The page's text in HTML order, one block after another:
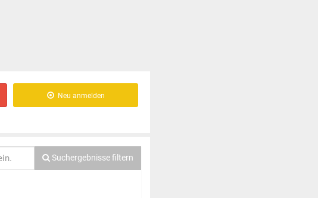
Neu anmelden
Suchergebnisse filtern